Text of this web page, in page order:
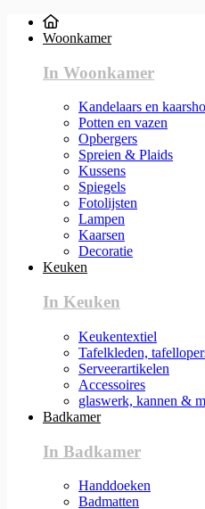
Woonkamer
In Woonkamer
Kandelaars en
Potten en vazen
Opbergers
Spreien & Plaids
Kussens
Spiegels
Fotolijsten
Lampen
Kaarsen
Decoratie
Keuken
In Keuken
Keukentextiel
Tafelkleden,
Serveerartikelen
Accessoires
glaswerk, kannen &
Badkamer
In Badkamer
Handdoeken
Badmatten